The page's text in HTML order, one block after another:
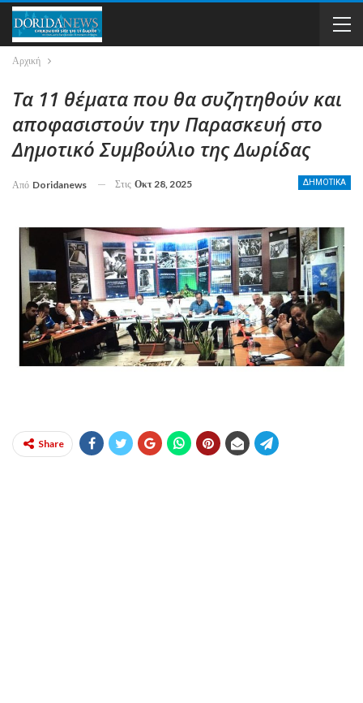
Αρχική
Τα 11 θέματα που θα συζητηθούν και
αποφασιστούν την Παρασκευή στο
Δημοτικό Συμβούλιο της Δωρίδας
ΔΗΜΟΤΙΚΑ
Από Doridanews Στις Οκτ 28, 2025
Share